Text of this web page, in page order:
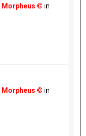
Morpheus © in
Morpheus © in